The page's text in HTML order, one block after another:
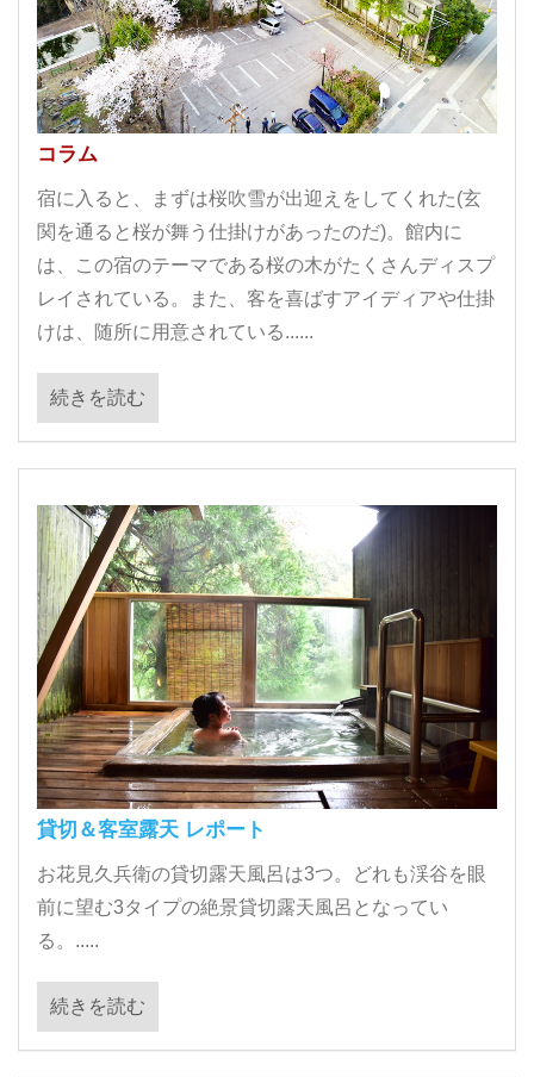
コラム
宿に入ると、まずは桜吹雪が出迎えをしてくれた(玄
関を通ると桜が舞う仕掛けがあったのだ)。館内に
は、この宿のテーマである桜の木がたくさんディスプ
レイされている。また、客を喜ばすアイディアや仕掛
けは、随所に用意されている......
続きを読む
貸切＆客室露天 レポート
お花見久兵衛の貸切露天風呂は3つ。どれも渓谷を眼
前に望む3タイプの絶景貸切露天風呂となってい
る。.....
続きを読む